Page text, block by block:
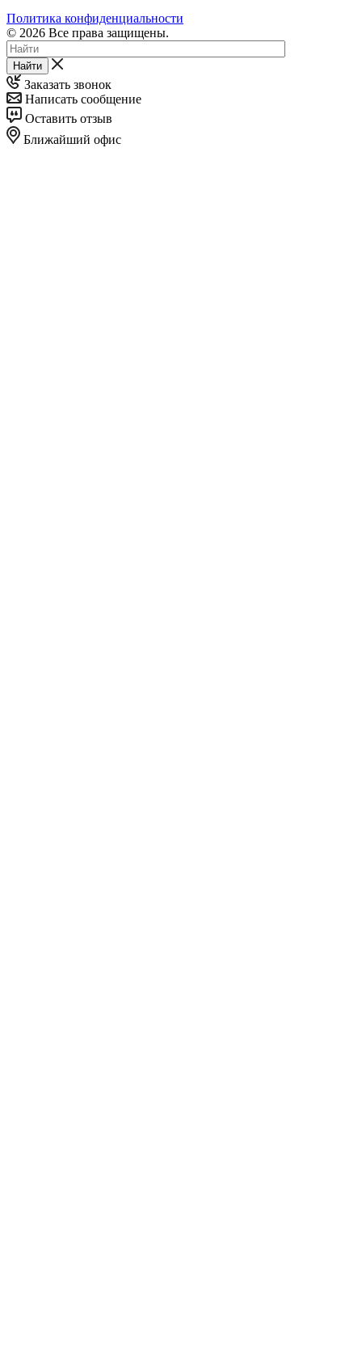
Политика конфиденциальности
© 2026 Все права защищены.
Найти
Заказать звонок
Написать сообщение
Оставить отзыв
Ближайший офис